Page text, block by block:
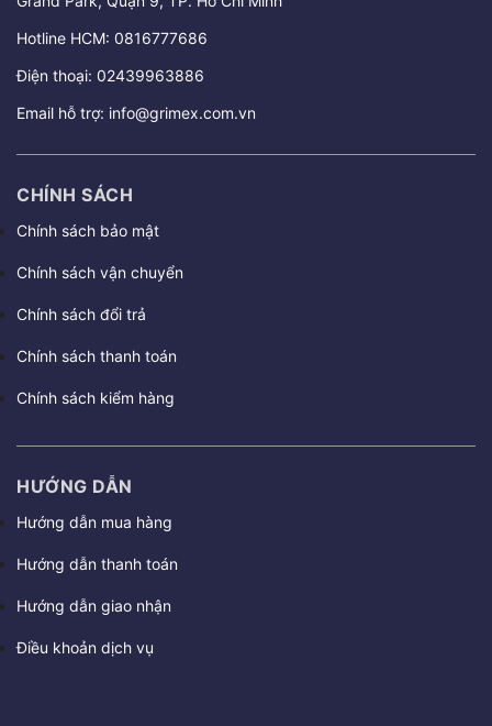
Hotline HCM: 0816777686
Điện thoại: 02439963886
Email hỗ trợ: info@grimex.com.vn
CHÍNH SÁCH
Chính sách bảo mật
Chính sách vận chuyển
Chính sách đổi trả
Chính sách thanh toán
Chính sách kiểm hàng
HƯỚNG DẪN
Hướng dẫn mua hàng
Hướng dẫn thanh toán
Hướng dẫn giao nhận
Điều khoản dịch vụ